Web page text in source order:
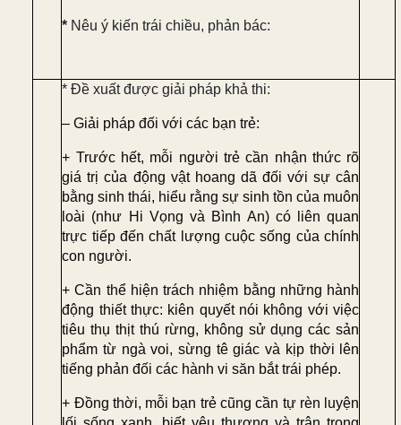
* Nêu ý kiến trái chiều, phản bác:
* Đề xuất được giải pháp khả thi:
– Giải pháp đối với các bạn trẻ:
+ Trước hết, mỗi người trẻ cần nhận thức rõ
giá trị của động vật hoang dã đối với sự cân
bằng sinh thái, hiểu rằng sự sinh tồn của muôn
loài (như Hi Vọng và Bình An) có liên quan
trực tiếp đến chất lượng cuộc sống của chính
con người.
+ Cần thể hiện trách nhiệm bằng những hành
động thiết thực: kiên quyết nói không với việc
tiêu thụ thịt thú rừng, không sử dụng các sản
phẩm từ ngà voi, sừng tê giác và kịp thời lên
tiếng phản đối các hành vi săn bắt trái phép.
+ Đồng thời, mỗi bạn trẻ cũng cần tự rèn luyện